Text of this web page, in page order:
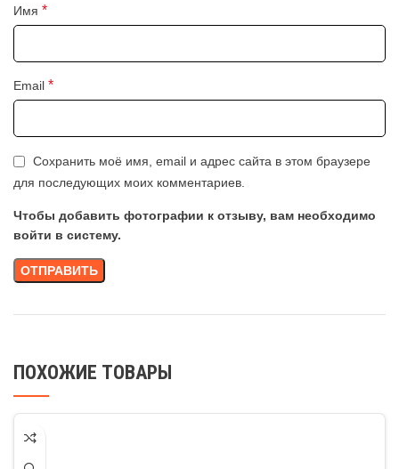
Имя *
Email *
Сохранить моё имя, email и адрес сайта в этом браузере
для последующих моих комментариев.
Чтобы добавить фотографии к отзыву, вам необходимо
войти в систему.
ПОХОЖИЕ ТОВАРЫ